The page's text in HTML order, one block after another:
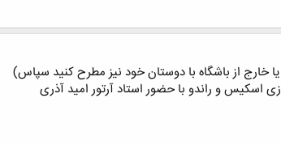
یا خارج از باشگاه با دوستان خود نیز مطرح کنید سپاس)
اسکیس و راندو با حضور استاد آرتور امید آذری